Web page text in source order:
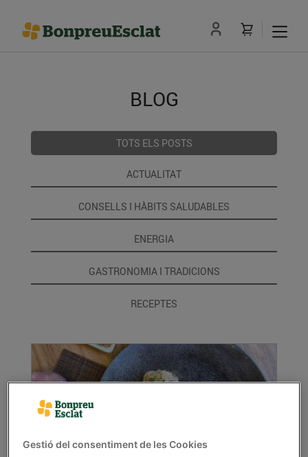
BLOG
TOTS ELS POSTS
ACTUALITAT
CONSELLS I HÀBITS SALUDABLES
ENERGIA
GASTRONOMIA I TRADICIONS
RECEPTES
Gestió del consentiment de les Cookies